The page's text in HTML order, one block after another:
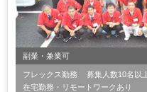
副業・兼業可
フレックス勤務 募集人数10名以
在宅勤務・リモートワークあり